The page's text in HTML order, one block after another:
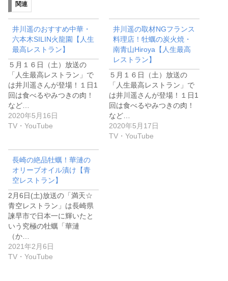
関連
井川遥のおすすめ中華・
六本木SILIN火龍園【人生
最高レストラン】
５月１６日（土）放送の
「人生最高レストラン」で
は井川遥さんが登場！１日1
回は食べるやみつきの肉！
など…
2020年5月16日
TV・YouTube
井川遥の取材NGフランス
料理店！牡蠣の炭火焼・
南青山Hiroya【人生最高
レストラン】
５月１６日（土）放送の
「人生最高レストラン」で
は井川遥さんが登場！１日1
回は食べるやみつきの肉！
など…
2020年5月17日
TV・YouTube
長崎の絶品牡蠣！華漣の
オリーブオイル漬け【青
空レストラン】
2月6日(土)放送の「満天☆
青空レストラン」は長崎県
諫早市で日本一に輝いたと
いう究極の牡蠣「華漣
（か…
2021年2月6日
TV・YouTube